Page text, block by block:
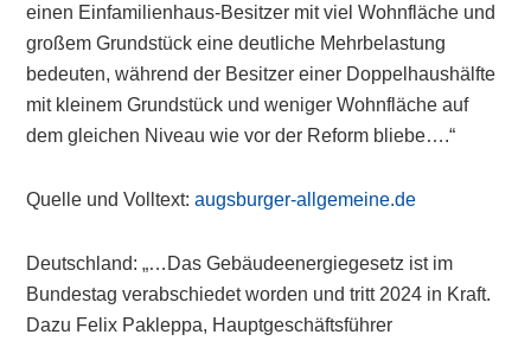
einen Einfamilienhaus-Besitzer mit viel Wohnfläche und
großem Grundstück eine deutliche Mehrbelastung
bedeuten, während der Besitzer einer Doppelhaushälfte
mit kleinem Grundstück und weniger Wohnfläche auf
dem gleichen Niveau wie vor der Reform bliebe….“
Quelle und Volltext:augsburger-allgemeine.de
Deutschland: „…Das Gebäudeenergiegesetz ist im
Bundestag verabschiedet worden und tritt 2024 in Kraft.
Dazu Felix Pakleppa, Hauptgeschäftsführer